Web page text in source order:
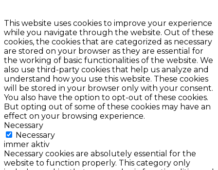
This website uses cookies to improve your experience
while you navigate through the website. Out of these
cookies, the cookies that are categorized as necessary
are stored on your browser as they are essential for
the working of basic functionalities of the website. We
also use third-party cookies that help us analyze and
understand how you use this website. These cookies
will be stored in your browser only with your consent.
You also have the option to opt-out of these cookies.
But opting out of some of these cookies may have an
effect on your browsing experience.
Necessary
Necessary
immer aktiv
Necessary cookies are absolutely essential for the
website to function properly. This category only